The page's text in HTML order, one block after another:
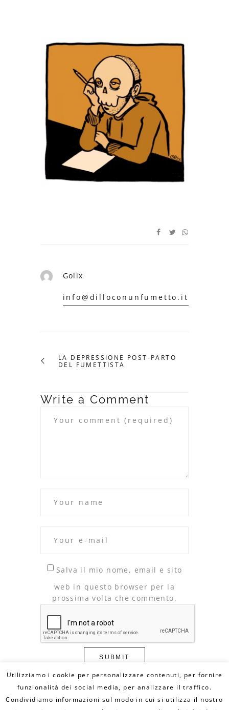
Golix
info@dilloconunfumetto.it
LA DEPRESSIONE POST-PARTO
DEL FUMETTISTA
Write a Comment
Salva il mio nome, email e sito
web in questo browser per la
prossima volta che commento.
© Copyright 2020 DILLO CON UN FUMETTO. All
Rights Reserved - MAIL:
Utilizziamo i cookie per personalizzare contenuti, per fornire
funzionalità dei social media, per analizzare il traffico.
Condividiamo informazioni sul modo in cui si utilizza il nostro